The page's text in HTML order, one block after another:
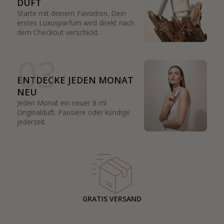
DUFT
Starte mit deinem Favoriten. Dein
erstes Luxusparfum wird direkt nach
dem Checkout verschickt.
03
ENTDECKE JEDEN MONAT
NEU
Jeden Monat ein neuer 8 ml
Originalduft. Pausiere oder kündige
jederzeit.
GRATIS VERSAND